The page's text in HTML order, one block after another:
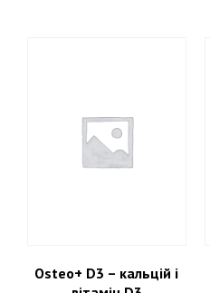
Osteo+ D3 – кальцій і